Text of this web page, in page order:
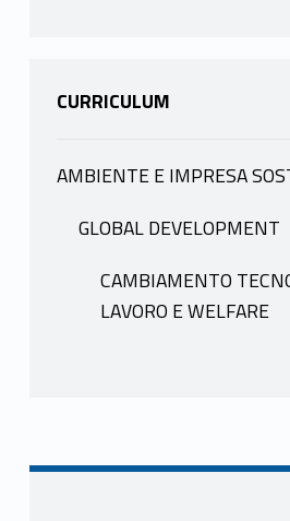
CURRICULUM
AMBIENTE E IMPRESA
INFORMAZIONI
GLOBAL DEVELOPMENT
INFORMAZIONI
CAMBIAMENTO
LAVORO E WELFARE